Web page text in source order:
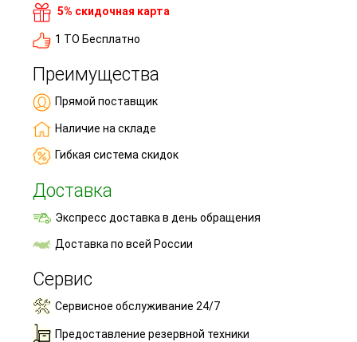
5% скидочная карта
1 ТО Бесплатно
Преимущества
Прямой поставщик
Наличие на складе
Гибкая система скидок
Доставка
Экспресс доставка в день обращения
Доставка по всей России
Сервис
Сервисное обслуживание 24/7
Предоставление резервной техники